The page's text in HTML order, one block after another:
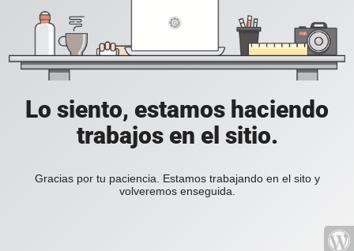
Lo siento, estamos haciendo
trabajos en el sitio.
Gracias por tu paciencia. Estamos trabajando en el sito y
volveremos enseguida.